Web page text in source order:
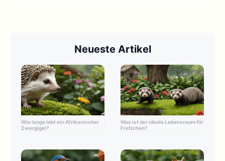
Neueste Artikel
Wie lange lebt ein Afrikanischer
Zwergigel?
Was ist der ideale Lebensraum für
Frettchen?